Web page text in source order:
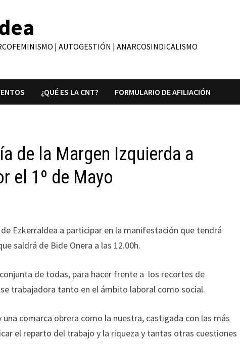
| AUTOGESTIÓN | ANARCOSINDICALISMO
¿QUÉ ES LA CNT? FORMULARIO DE AFILIACIÓN
de la Margen Izquierda a
el 1º de Mayo
Ezkerraldea a participar en la manifestación que tendrá
saldrá de Bide Onera a las 12.00h.
de todas, para hacer frente a los recortes de
trabajadora tanto en el ámbito laboral como social.
comarca obrera como la nuestra, castigada con las más
el reparto del trabajo y la riqueza y tantas otras cuestiones